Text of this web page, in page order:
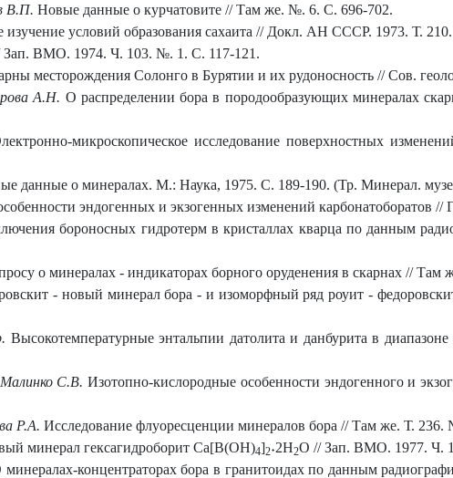
В.П. Новые данные о курчатовите // Там же. №. 6. С. 696-702.
изучение условий образования сахаита // Докл. АН СССР. 1973. Т.
Зап. ВМО. 1974. Ч. 103. №. 1. С. 117-121.
месторождения Солонго в Бурятии и их рудоносность // Сов.
А.Н. О распределении бора в породообразующих минералах
микроскопическое исследование поверхностных
данные о минералах. М.: Наука, 1975. С. 189-190. (Тр. Минерал.
эндогенных и экзогенных изменений карбонатоборатов
бороносных гидротерм в кристаллах кварца по данным
о минералах - индикаторах борного оруденения в скарнах //
- новый минерал бора - и изоморфный ряд роуит -
Высокотемпературные энтальпии датолита и данбурита в
С.В. Изотопно-кислородные особенности эндогенного и
Р.А. Исследование флуоресценции минералов бора // Там же. Т.
минерал гексагидроборит Ca[B(OH)4]2˖2H2O // Зап. ВМО. 1977. Ч.
концентраторах бора в гранитоидах по данным